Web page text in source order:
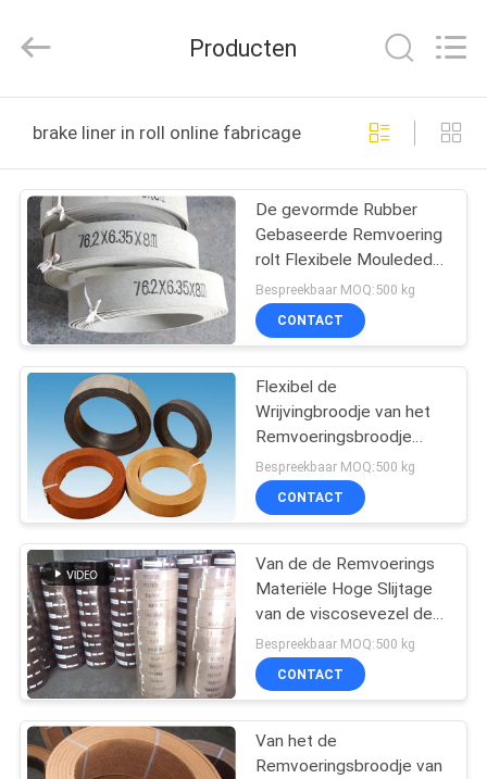
PRODUCTEN
ONGEVEER
ONS
FABRIEKSREIS
KWALITEITSCONTROLE
CONTACTEER
ONS
VERZOEK
OM EEN
CITAAT
SITEMAP
Producten
brake liner in roll online fabricage
De gevormde Rubber
Gebaseerde Remvoering
rolt Flexibele Mouleded-
Remvoering in Broodjes
Bespreekbaar MOQ:500 kg
CONTACT
Flexibel de
Wrijvingbroodje van het
Remvoeringsbroodje
voor de Lift van de het
Hijstoestelkaapstander
van Windastractoren
Bespreekbaar MOQ:500 kg
CONTACT
Van de de Remvoerings
Materiële Hoge Slijtage
van de viscosevezel de
Flexibele Geweven
Voering Prestaties
Bespreekbaar MOQ:500 kg
CONTACT
Van het de
Remvoeringsbroodje van